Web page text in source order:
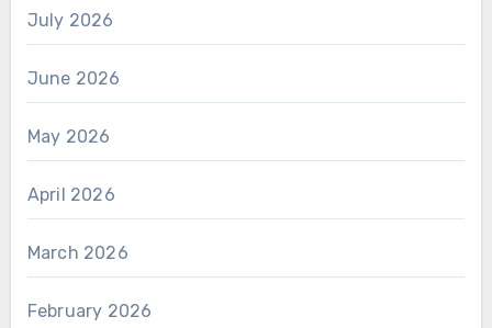
July 2026
June 2026
May 2026
April 2026
March 2026
February 2026